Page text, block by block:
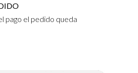
pago el pedido queda